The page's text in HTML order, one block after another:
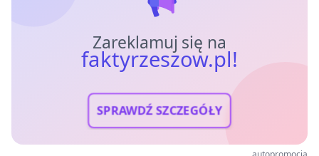
Zareklamuj się na
faktyrzeszow.pl!
SPRAWDŹ SZCZEGÓŁY